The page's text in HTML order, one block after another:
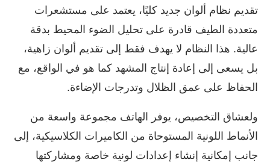
تقديم نظام ألوان جديد كليًا، يعتمد على مستشعرات
متعددة الطيف قادرة على تحليل الضوء المحيط بدقة
عالية. هذا النظام لا يهدف فقط إلى تقديم ألوان زاهية،
بل يسعى إلى إعادة إنتاج المشهد كما هو في الواقع، مع
الحفاظ على عمق الظلال وتدرجات الإضاءة.
ولعشاق التخصيص، يوفر الهاتف مجموعة واسعة من
الأنماط اللونية المستوحاة من الكاميرات الكلاسيكية، إلى
جانب إمكانية إنشاء إعدادات لونية خاصة ومشاركتها